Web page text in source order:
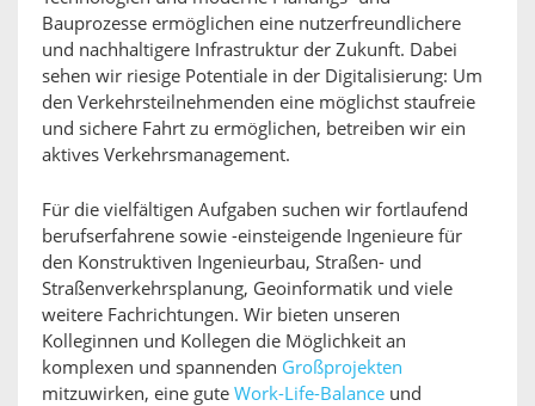
Bauprozesse ermöglichen eine nutzerfreundlichere
und nachhaltigere Infrastruktur der Zukunft. Dabei
sehen wir riesige Potentiale in der Digitalisierung: Um
den Verkehrsteilnehmenden eine möglichst staufreie
und sichere Fahrt zu ermöglichen, betreiben wir ein
aktives Verkehrsmanagement.
Für die vielfältigen Aufgaben suchen wir fortlaufend
berufserfahrene sowie -einsteigende Ingenieure für
den Konstruktiven Ingenieurbau, Straßen- und
Straßenverkehrsplanung, Geoinformatik und viele
weitere Fachrichtungen. Wir bieten unseren
Kolleginnen und Kollegen die Möglichkeit an
komplexen und spannenden Großprojekten
mitzuwirken, eine gute Work-Life-Balance und